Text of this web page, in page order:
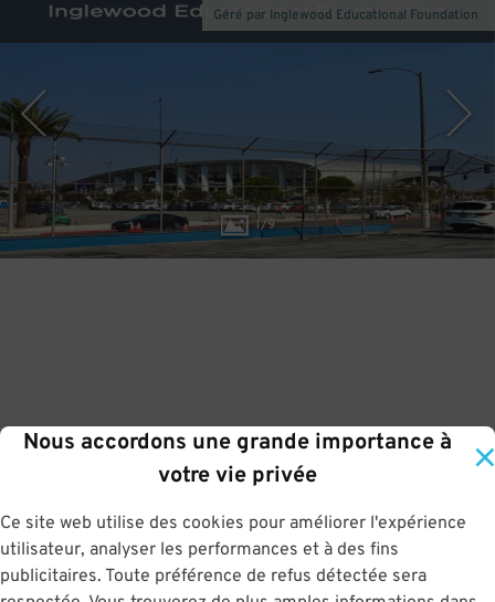
Nous accordons une grande importance à
votre vie privée
Ce site web utilise des cookies pour améliorer l'expérience
utilisateur, analyser les performances et à des fins
publicitaires. Toute préférence de refus détectée sera
1/9
Géré par Inglewood Educational Foundation